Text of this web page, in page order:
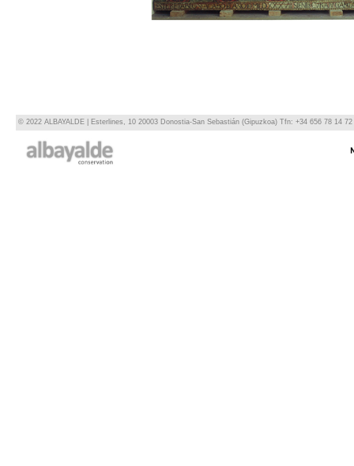
© 2022 ALBAYALDE | Esterlines, 10 20003 Donostia-San Sebastián (Gipuzkoa) Tfn: +34 656 78 14 72